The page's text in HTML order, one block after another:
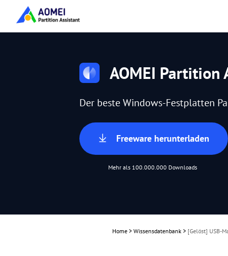
AOMEI Partition
Der beste Windows-Festplatten
Freeware herunterladen
Mehr als 100.000.000 Downloads
Home > Wissensdatenbank > [Gelöst] USB-